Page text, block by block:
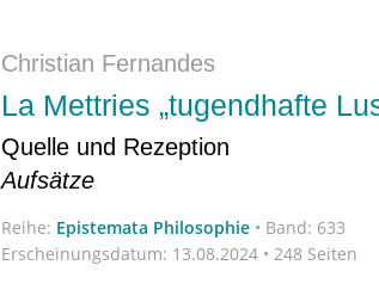
Christian Fernandes
La Mettries „tugendhafte
Quelle und Rezeption
Aufsätze
Reihe: Epistemata Philosophie • Band: 633
Erscheinungsdatum: 13.08.2024 • 248 Seiten